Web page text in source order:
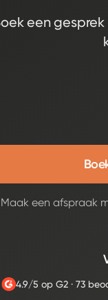
een
Maak een afspraak
4.9/5 op G2· 73